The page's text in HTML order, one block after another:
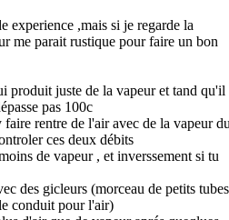
experience ,mais si je regarde la
me parait rustique pour faire un bon
produit juste de la vapeur et tand qu'il
pas 100c
rentre de l'air avec de la vapeur
ces deux débits
de vapeur , et inverssement si tu
des gicleurs (morceau de petits tubes
conduit pour l'air)